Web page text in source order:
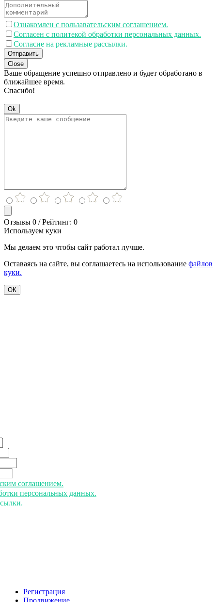
Ознакомлен с пользавательским соглашением.
Согласен с политекой обработки персональных данных.
Согласие на рекламные рассылки.
Отправить
Close
Ваше обращение успешно отправлено и будет обработано в
ближайшее время.
Спасибо!
Ok
Отзывы 0 / Рейтинг: 0
Используем куки
Мы делаем это чтобы сайт работал лучше.
Оставаясь на сайте, вы соглашаетесь на использование файлов
куки.
ОК
соглашением.
персональных данных.
Регистрация